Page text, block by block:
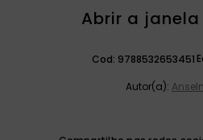
Abrir a
Cod: 9788532653451
Autor(a):